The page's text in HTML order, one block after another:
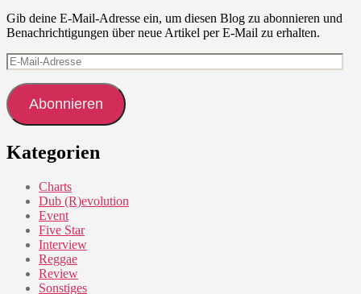
Gib deine E-Mail-Adresse ein, um diesen Blog zu abonnieren und
Benachrichtigungen über neue Artikel per E-Mail zu erhalten.
E-
Mail-
Adresse
Abonnieren
Kategorien
Charts
Dub (R)evolution
Event
Five Star
Interview
Reggae
Review
Sonstiges